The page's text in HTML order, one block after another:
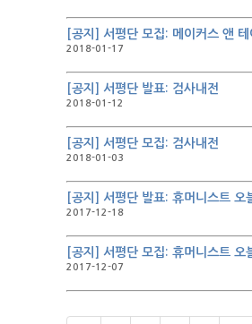
[공지] 서평단 모집: 메이커스 앤 테
2018-01-17
[공지] 서평단 발표: 검사내전
2018-01-12
[공지] 서평단 모집: 검사내전
2018-01-03
[공지] 서평단 발표: 휴머니스트 오
2017-12-18
[공지] 서평단 모집: 휴머니스트 오
2017-12-07